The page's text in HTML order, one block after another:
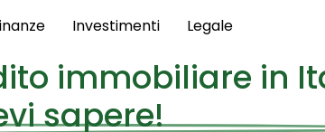
Investimenti Legale
immobiliare in
sapere!